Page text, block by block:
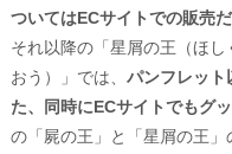
ついてはECサイトでの販売だ
それ以降の「星屑の王（ほ
おう）」では、 パンフレット
た、同時にECサイトでもグ
の「屍の王」と「星屑の王」